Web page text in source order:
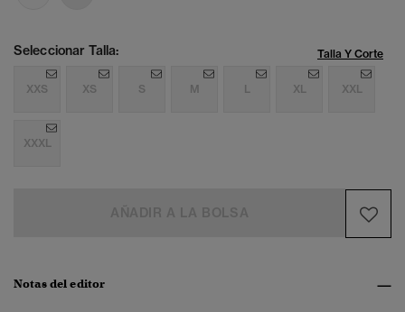
Seleccionar Talla: Talla Y Corte
XXS XS S M L XL XXL
XXXL
Notas del editor